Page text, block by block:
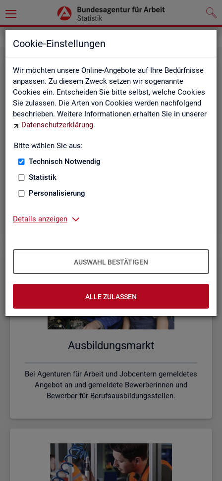
Cookie-Einstellungen
Wir möchten unsere Online-Angebote auf Ihre Bedürfnisse
anpassen. Zu diesem Zweck setzen wir sogenannte
Cookies ein. Entscheiden Sie bitte selbst, welche Cookies
Sie zulassen. Die Arten von Cookies werden nachfolgend
beschrieben. Weitere Informationen erhalten Sie in unserer
Datenschutzerklärung.
Bitte wählen Sie aus:
Technisch Notwendig
Statistik
Personalisierung
Details anzeigen
AUSWAHL BESTÄTIGEN
ALLE ZULASSEN
Un­ter­be­schäf­ti­gung
Wie viele Menschen suchen Arbeit oder haben
Beschäftigungsverhältnis fehlt?
Aus­bil­dungs­markt
Bei Agenturen für Arbeit und Jobcentern gemeldetes
Angebot an und gemeldete Bewerberinnen und
Bewerber für Berufsausbildungsstellen.